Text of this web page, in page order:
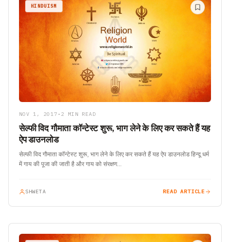
HINDUISM
NOV 1, 2017 • 2 MIN READ
सेल्फी विद गौमाता कॉन्टेस्ट शुरू, भाग लेने के लिए कर सकते हैं यह
ऐप डाउनलोड
सेल्फी विद गौमाता कॉन्टेस्ट शुरू, भाग लेने के लिए कर सकते हैं यह ऐप डाउनलोड हिन्दू धर्म
में गाय की पूजा की जाती है और गाय को संरक्षण…
SHWETA READ ARTICLE